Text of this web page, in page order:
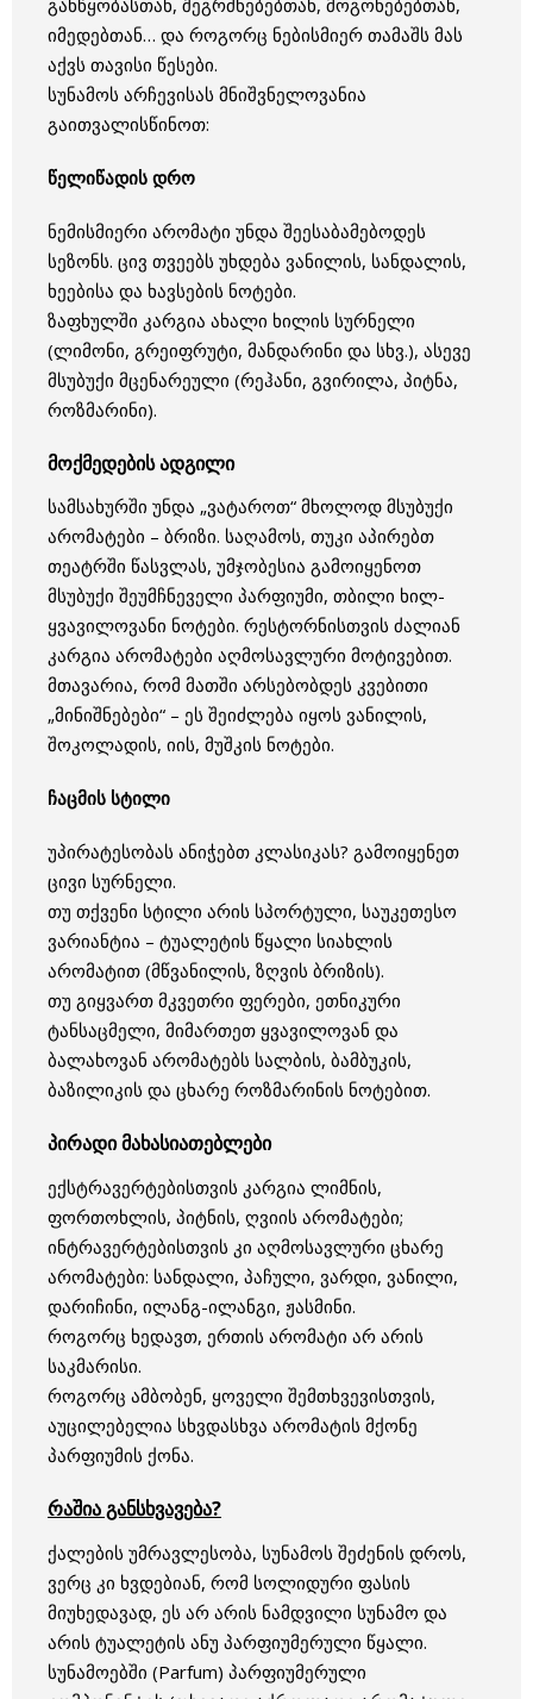
იმედებთან… და როგორც ნებისმიერ თამაშს მას
აქვს თავისი წესები.
სუნამოს არჩევისას მნიშვნელოვანია
გაითვალისწინოთ:
წელიწადის დრო
ნემისმიერი არომატი უნდა შეესაბამებოდეს
სეზონს. ცივ თვეებს უხდება ვანილის, სანდალის,
ხეებისა და ხავსების ნოტები.
ზაფხულში კარგია ახალი ხილის სურნელი
(ლიმონი, გრეიფრუტი, მანდარინი და სხვ.), ასევე
მსუბუქი მცენარეული (რეჰანი, გვირილა, პიტნა,
როზმარინი).
მოქმედების ადგილი
სამსახურში უნდა „ვატაროთ“ მხოლოდ მსუბუქი
არომატები – ბრიზი. საღამოს, თუკი აპირებთ
თეატრში წასვლას, უმჯობესია გამოიყენოთ
მსუბუქი შეუმჩნეველი პარფიუმი, თბილი ხილ-
ყვავილოვანი ნოტები. რესტორნისთვის ძალიან
კარგია არომატები აღმოსავლური მოტივებით.
მთავარია, რომ მათში არსებობდეს კვებითი
„მინიშნებები“ – ეს შეიძლება იყოს ვანილის,
შოკოლადის, იის, მუშკის ნოტები.
ჩაცმის სტილი
უპირატესობას ანიჭებთ კლასიკას? გამოიყენეთ
ცივი სურნელი.
თუ თქვენი სტილი არის სპორტული, საუკეთესო
ვარიანტია – ტუალეტის წყალი სიახლის
არომატით (მწვანილის, ზღვის ბრიზის).
თუ გიყვართ მკვეთრი ფერები, ეთნიკური
ტანსაცმელი, მიმართეთ ყვავილოვან და
ბალახოვან არომატებს სალბის, ბამბუკის,
ბაზილიკის და ცხარე როზმარინის ნოტებით.
პირადი მახასიათებლები
ექსტრავერტებისთვის კარგია ლიმნის,
ფორთოხლის, პიტნის, ღვიის არომატები;
ინტრავერტებისთვის კი აღმოსავლური ცხარე
არომატები: სანდალი, პაჩული, ვარდი, ვანილი,
დარიჩინი, ილანგ-ილანგი, ჟასმინი.
როგორც ხედავთ, ერთის არომატი არ არის
საკმარისი.
როგორც ამბობენ, ყოველი შემთხვევისთვის,
აუცილებელია სხვდასხვა არომატის მქონე
პარფიუმის ქონა.
რაშია განსხვავება?
ქალების უმრავლესობა, სუნამოს შეძენის დროს,
ვერც კი ხვდებიან, რომ სოლიდური ფასის
მიუხედავად, ეს არ არის ნამდვილი სუნამო და
არის ტუალეტის ანუ პარფიუმერული წყალი.
სუნამოებში (Parfum) პარფიუმერული